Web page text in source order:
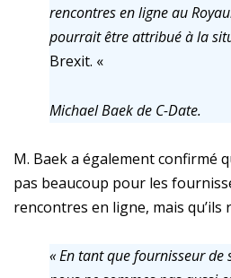
rencontres en ligne au
pourrait être attribué à la
Brexit. «
Michael Baek de C-Date.
M. Baek a également confirmé
pas beaucoup pour les
rencontres en ligne, mais
« En tant que fournisseur de